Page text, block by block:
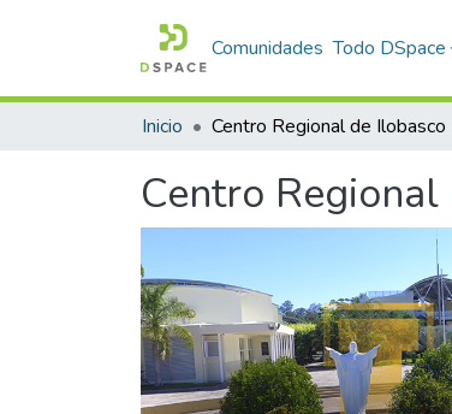
Comunidades Todo DSpace
Inicio Centro Regional de Ilobasco
Centro